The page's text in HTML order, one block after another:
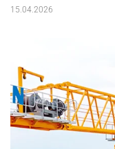
15.04.2026